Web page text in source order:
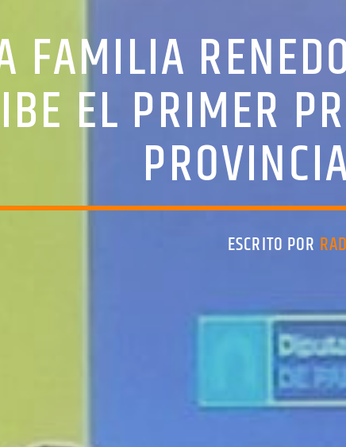
FAMILIA
EL PRIMER
ESCRITO POR